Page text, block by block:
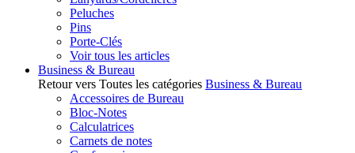
Peluches
Pins
Porte-Clés
Voir tous les articles
Business & Bureau
Retour vers Toutes les catégories Business & Bureau
Accessoires de Bureau
Bloc-Notes
Calculatrices
Carnets de notes